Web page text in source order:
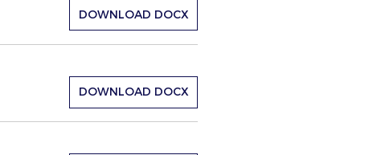
DOWNLOAD DOCX
DOWNLOAD DOCX